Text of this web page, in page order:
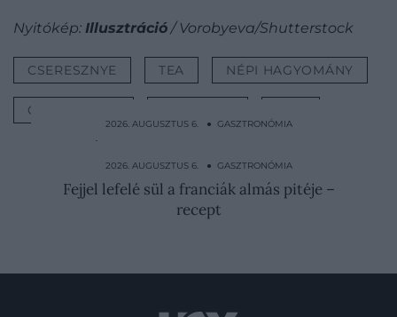
Nyitókép: Illusztráció/ Vorobyeva/Shutterstock
CSERESZNYE TEA NÉPI HAGYOMÁNY
GYÓGYÁSZAT
2026. AUGUSZTUS 6. ● GASZTRONÓMIA
Imádod a paradicsomot, de ég tőle a
gyomrod? Így…
2026. AUGUSZTUS 6. ● GASZTRONÓMIA
Fejjel lefelé sül a franciák almás pitéje –
recept